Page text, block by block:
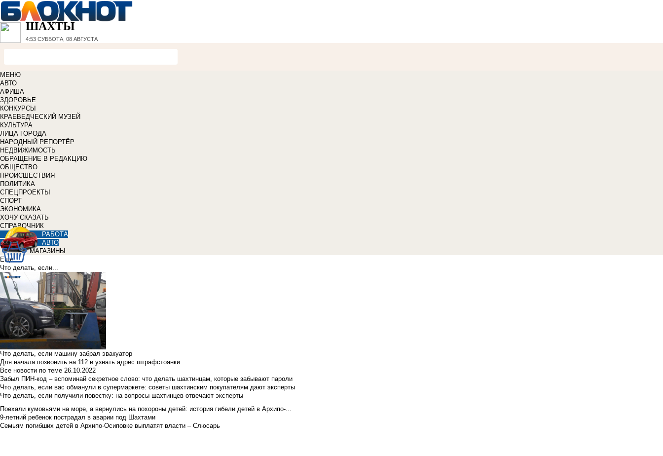
ШАХТЫ
4:53 СУББОТА, 08 АВГУСТА
МЕНЮ
АВТО
АФИША
ЗДОРОВЬЕ
КОНКУРСЫ
КРАЕВЕДЧЕСКИЙ МУЗЕЙ
КУЛЬТУРА
ЛИЦА ГОРОДА
НАРОДНЫЙ РЕПОРТЁР
НЕДВИЖИМОСТЬ
ОБРАЩЕНИЕ В РЕДАКЦИЮ
ОБЩЕСТВО
ПРОИСШЕСТВИЯ
ПОЛИТИКА
СПЕЦПРОЕКТЫ
СПОРТ
ЭКОНОМИКА
ХОЧУ СКАЗАТЬ
СПРАВОЧНИК
РАБОТА
АВТО
МАГАЗИНЫ
Еще
Что делать, если...
Что делать, если машину забрал эвакуатор
Для начала позвонить на 112 и узнать адрес штрафстоянки
Все новости по теме 26.10.2022
Забыл ПИН-код – вспоминай секретное слово: что делать шахтинцам, которые забывают пароли
Что делать, если вас обманули в супермаркете: советы шахтинским покупателям дают эксперты
Что делать, если получили повестку: на вопросы шахтинцев отвечают эксперты
Поехали кумовьями на море, а вернулись на похороны детей: история гибели детей в Архипо-...
9-летний ребенок пострадал в аварии под Шахтами
Семьям погибших детей в Архипо-Осиповке выплатят власти – Слюсарь